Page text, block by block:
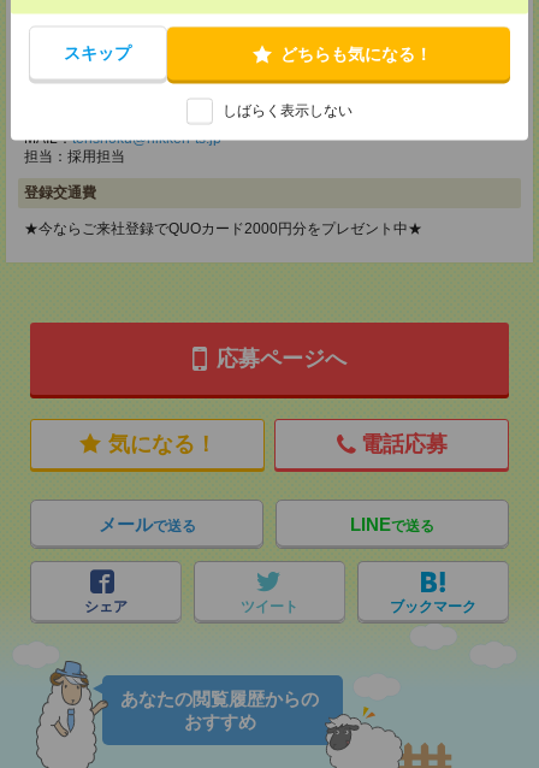
スキップ どちらも気になる！
しばらく表示しない
担当：採用担当
メディカルケア事業部 横浜オフィス
神奈川県横浜市保土ケ谷区神戸町134 横浜ビジネスパークサウスタワー
MAIL：tenshoku@nikken-ts.jp
担当：採用担当
登録交通費
★今ならご来社登録でQUOカード2000円分をプレゼント中★
応募ページへ
気になる！ 電話応募
メールで送る LINEで送る
シェア ツイート ブックマーク
あなたの閲覧履歴からの
おすすめ